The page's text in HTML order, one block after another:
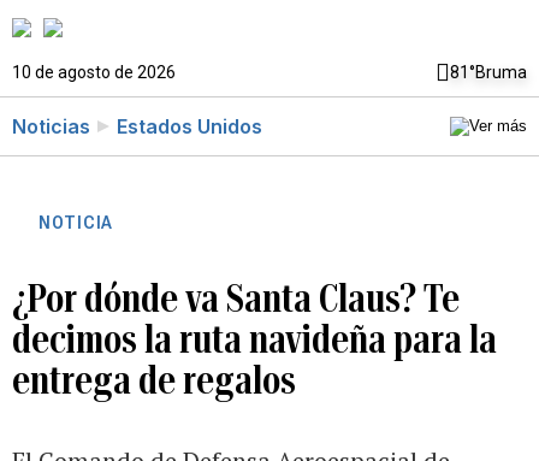
10 de agosto de 2026 81°Bruma
Noticias Estados Unidos
NOTICIA
¿Por dónde va Santa Claus? Te
decimos la ruta navideña para la
entrega de regalos